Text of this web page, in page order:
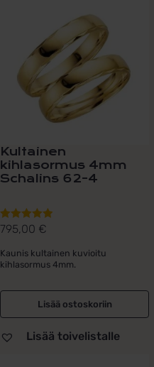
Kultainen
kihlasormus 4mm
Schalins 62-4
Arvostelu
5.00 / 5
795,00 €
Kaunis kultainen kuvioitu
kihlasormus 4mm.
Lisää ostoskoriin
Lisää toivelistalle